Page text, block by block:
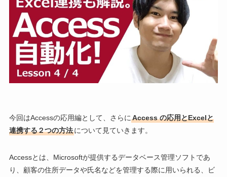
今回はAccessの応用編として、さらにAccess の応用とExcelと
連携する２つの方法について見ていきます。
Accessとは、Microsoftが提供するデータベース管理ソフトであ
り、顧客の住所データや氏名などを管理する際に用いられる、ビ